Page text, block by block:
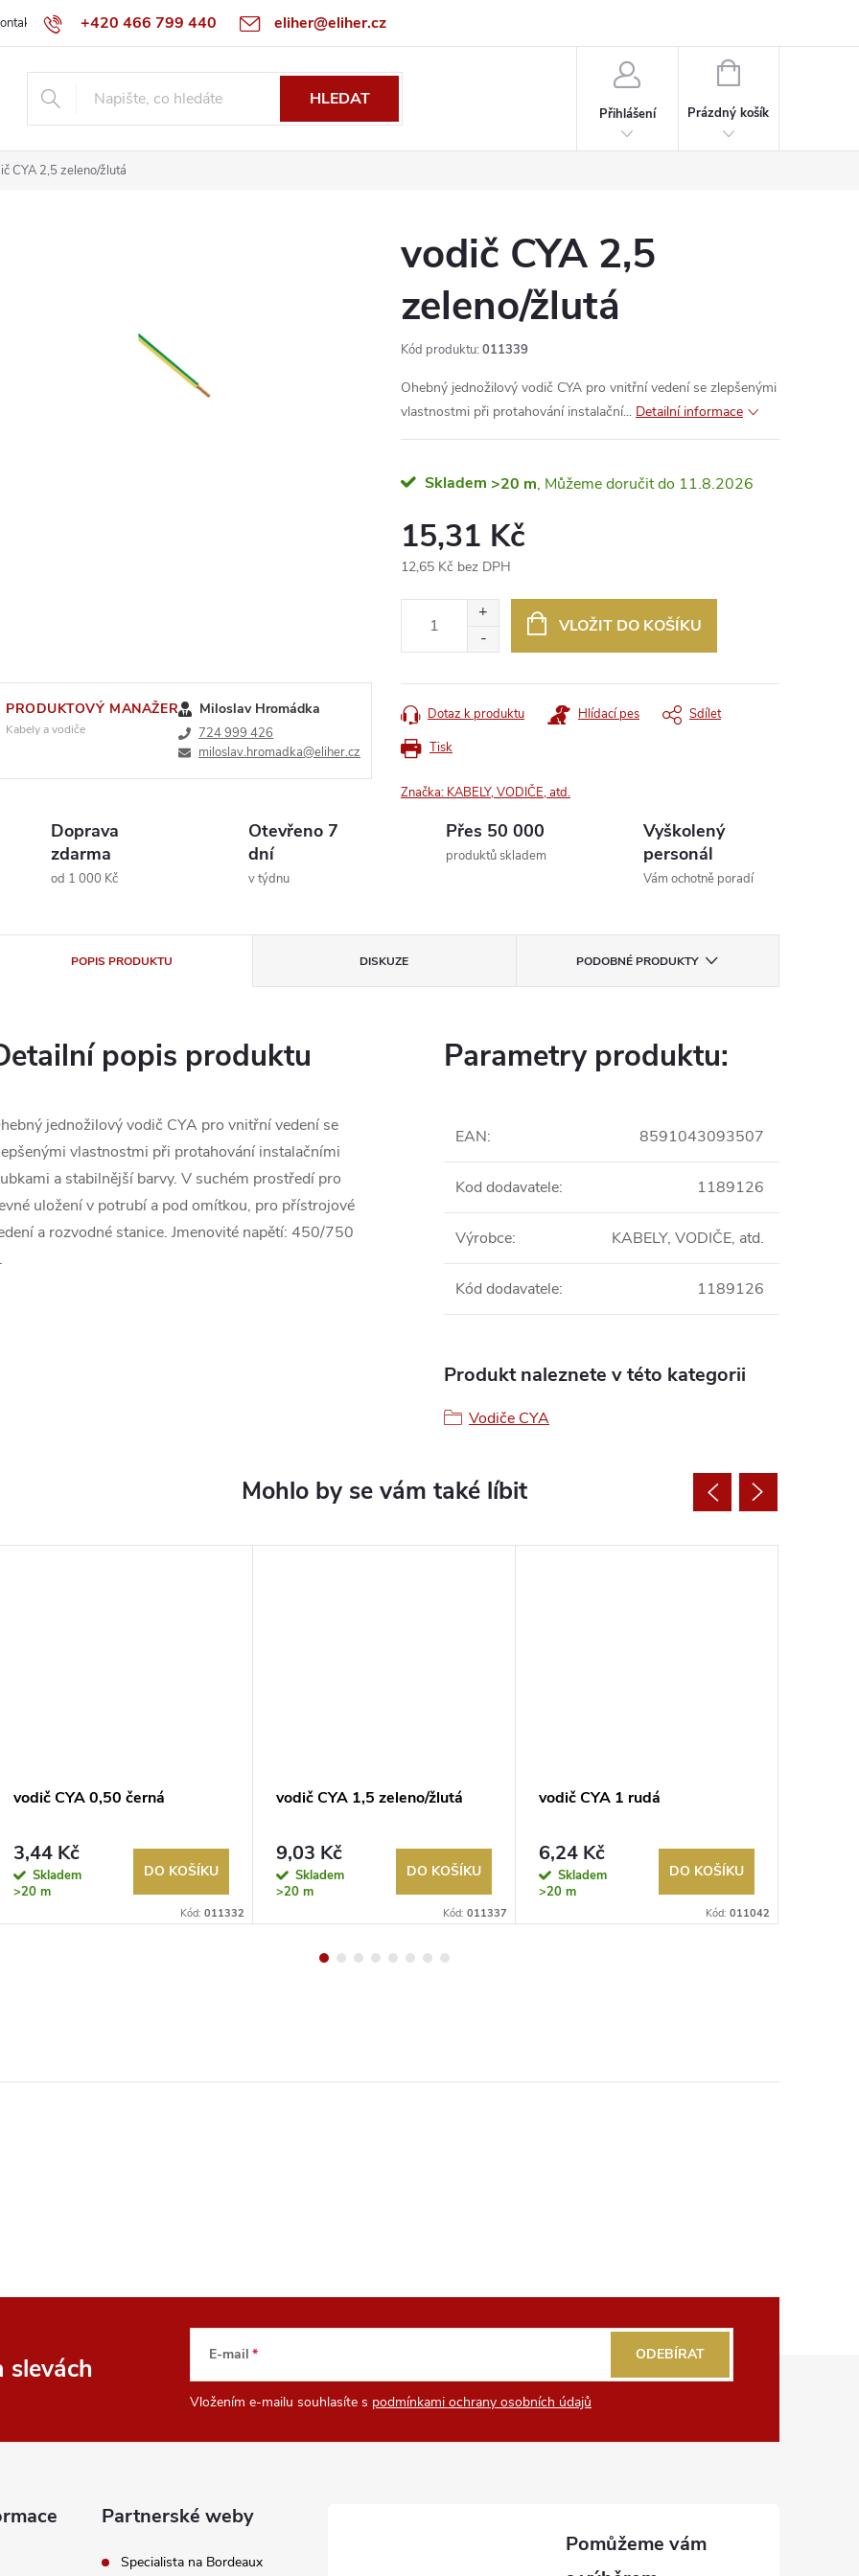
+420 466 799 440 eliher@eliher.cz
Obchodní podmínky Reklamační řád Specialista na Bordeaux
HLEDAT
Přihlášení
NÁKUPNÍ
Prázdný košík
CYA 2,5 zeleno/žlutá
PRODUKTOVÝ MANAŽER
Kabely a vodiče
Miloslav Hromádka
724 999 426
miloslav.hromadka@eliher.cz
vodič CYA 2,5
zeleno/žlutá
Kód produktu: 011339
Ohebný jednožilový vodič CYA pro vnitřní vedení se zlepšenými
vlastnostmi při protahování instalační... Detailní informace
Skladem >20 m 11.8.2026
15,31 Kč
12,65 Kč bez DPH
VLOŽIT DO KOŠÍKU
Tisk
Dotaz k produktu Hlídací pes Sdílet
Značka: KABELY, VODIČE, atd.
Doprava
zdarma
od 1 000 Kč
Otevřeno 7
dní
v týdnu
Přes 50 000
produktů skladem
Vyškolený
personál
Vám ochotně poradí
POPIS PRODUKTU DISKUZE PODOBNÉ PRODUKTY
popis produktu
jednožilový vodič CYA pro vnitřní vedení se
vlastnostmi při protahování instalačními
a stabilnější barvy. V suchém prostředí pro
uložení v potrubí a pod omítkou, pro přístrojové
a rozvodné stanice. Jmenovité napětí: 450/750
Parametry produktu:
EAN: 8591043093507
Kod dodavatele: 1189126
Výrobce: KABELY, VODIČE, atd.
Kód dodavatele: 1189126
Produkt naleznete v této kategorii
Vodiče CYA
vodič CYA 0,50 černá
3,44 Kč
Skladem
>20 m
DO KOŠÍKU
Kód: 011332
vodič CYA 1,5 zeleno/žlutá
9,03 Kč
Skladem
>20 m
DO KOŠÍKU
Kód: 011337
vodič CYA 1 rudá
6,24 Kč
Skladem
>20 m
DO KOŠÍKU
Kód: 011042
slevách E-mail
Vložením e-mailu souhlasíte s podmínkami ochrany osobních údajů
ODEBÍRAT
Partnerské weby
Specialista na Bordeaux